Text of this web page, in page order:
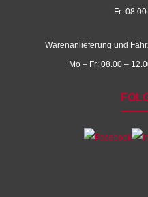
Fr:
Warenanlieferung und
Mo – Fr: 08.00 –